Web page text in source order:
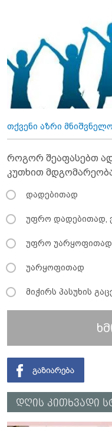
თქვენი აზრი
როგორ შეაფასებთ
კუთხით
დადებითად
უფრო დადებითად,
უფრო
უარყოფითად
მიჭირს პასუხის
დღის კითხვადი